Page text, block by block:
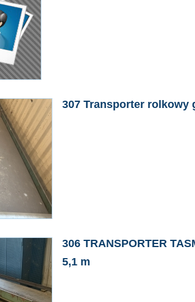
307 Transporter rolkowy
306 TRANSPORTER
5,1 m